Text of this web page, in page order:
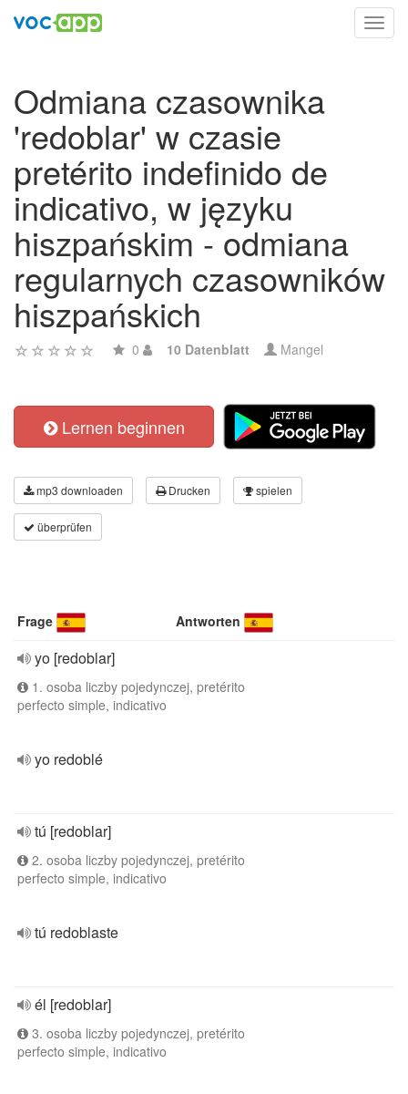
Odmiana czasownika
'redoblar' w czasie
pretérito indefinido de
indicativo, w języku
hiszpańskim - odmiana
regularnych czasowników
hiszpańskich
0 10 Datenblatt Mangel
Lernen beginnen
mp3 downloaden Drucken spielen
überprüfen
Frage Antworten
yo [redoblar]
1. osoba liczby pojedynczej, pretérito
perfecto simple, indicativo
yo redoblé
tú [redoblar]
2. osoba liczby pojedynczej, pretérito
perfecto simple, indicativo
tú redoblaste
él [redoblar]
3. osoba liczby pojedynczej, pretérito
perfecto simple, indicativo